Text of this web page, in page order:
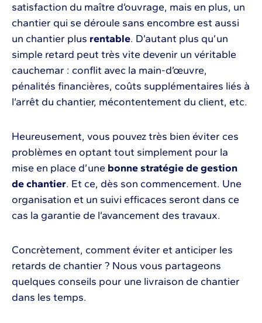
satisfaction du maître d’ouvrage, mais en plus, un
chantier qui se déroule sans encombre est aussi
un chantier plus rentable. D’autant plus qu’un
simple retard peut très vite devenir un véritable
cauchemar : conflit avec la main-d’œuvre,
pénalités financières, coûts supplémentaires liés à
l’arrêt du chantier, mécontentement du client, etc.
Heureusement, vous pouvez très bien éviter ces
problèmes en optant tout simplement pour la
mise en place d’une bonne stratégie de gestion
de chantier. Et ce, dès son commencement. Une
organisation et un suivi efficaces seront dans ce
cas la garantie de l’avancement des travaux.
Concrètement, comment éviter et anticiper les
retards de chantier ? Nous vous partageons
quelques conseils pour une livraison de chantier
dans les temps.